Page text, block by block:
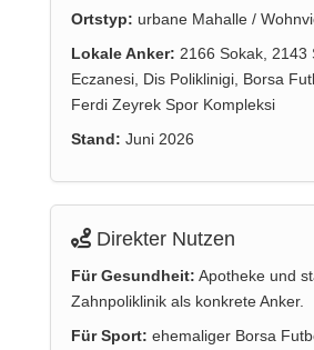
Ortstyp: urbane Mahalle /
Lokale Anker: 2166 Sokak, 2143
Eczanesi, Dis Poliklinigi, Borsa
Ferdi Zeyrek Spor Kompleksi
Stand: Juni 2026
Direkter Nutzen
Für Gesundheit: Apotheke und
Zahnpoliklinik als konkrete Anker.
Für Sport: ehemaliger Borsa